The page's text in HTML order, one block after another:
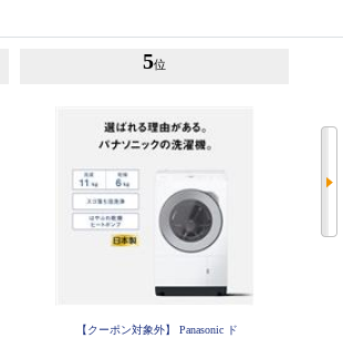
5位
【クーポン対象外】 Panasonic ド